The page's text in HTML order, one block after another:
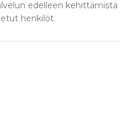
edelleen
henkilöt.